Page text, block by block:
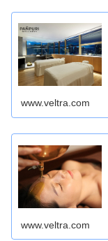
www.veltra.com
www.veltra.com